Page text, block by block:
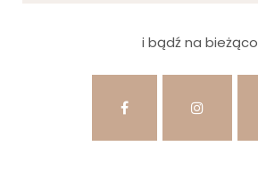
i bądź na bieżąco